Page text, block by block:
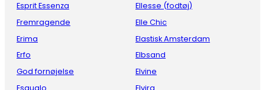
Esprit Essenza
Fremragende
Erima
Erfo
God fornøjelse
Esqualo
Ellesse (fodtøj)
Elle Chic
Elastisk Amsterdam
Elbsand
Elvine
Elvira